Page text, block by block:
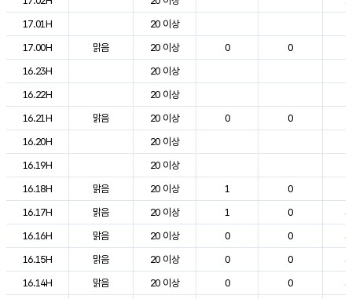
17.01H
20 이상
17.00H
맑음 20 이상 0 0
16.23H
20 이상
16.22H
20 이상
16.21H
맑음 20 이상 0 0
16.20H
20 이상
16.19H
20 이상
16.18H
맑음 20 이상 1 0
16.17H
맑음 20 이상 1 0
16.16H
맑음 20 이상 0 0
16.15H
맑음 20 이상 0 0
16.14H
맑음 20 이상 0 0